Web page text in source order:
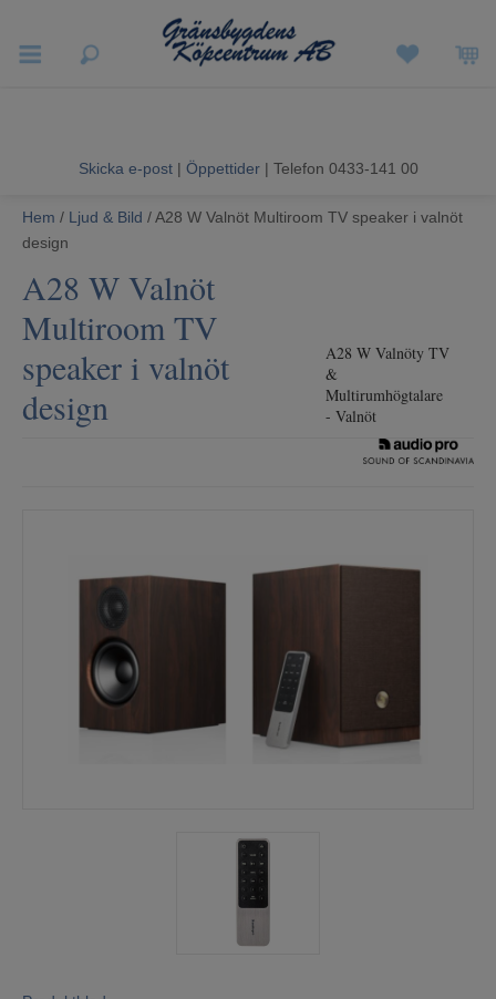
Sommarrea
Vitvaror
Luftvård och Värme
Hem & Fritid
Skicka e-post | Öppettider| Telefon 0433-141 00
Hem / Ljud & Bild / A28 W Valnöt Multiroom TV speaker i valnöt
design
A28 W Valnöt
Multiroom TV
speaker i valnöt
design
A28 W Valnöty TV
&
Multirumhögtalare
- Valnöt